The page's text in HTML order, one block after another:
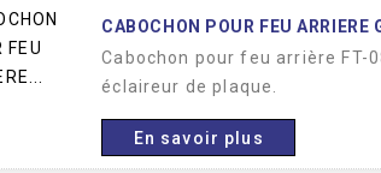
CABOCHON POUR FEU ARRIERE
Cabochon pour feu arrière FT-
éclaireur de plaque.
En savoir plus